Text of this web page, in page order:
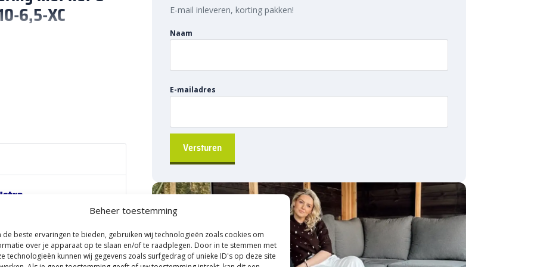
Beheer toestemming
de beste ervaringen te bieden, gebruiken wij technologieën zoals cookies om
over je apparaat op te slaan en/of te raadplegen. Door in te stemmen met
technologieën kunnen wij gegevens zoals surfgedrag of unieke ID's op deze site
6,5-XC
meerdere goten te
6,5-XC koppelstuk precies
om U-Drain goten met
zichtbaar te zijn. Zo blijft de
uit.
van 6,5 cm breed en 10
voor een goed doordachte
koppelstuk
eenvoudig te monteren in
koppelstuk tussen twee
E-mail inleveren, korting pakken!
Naam
E-mailadres